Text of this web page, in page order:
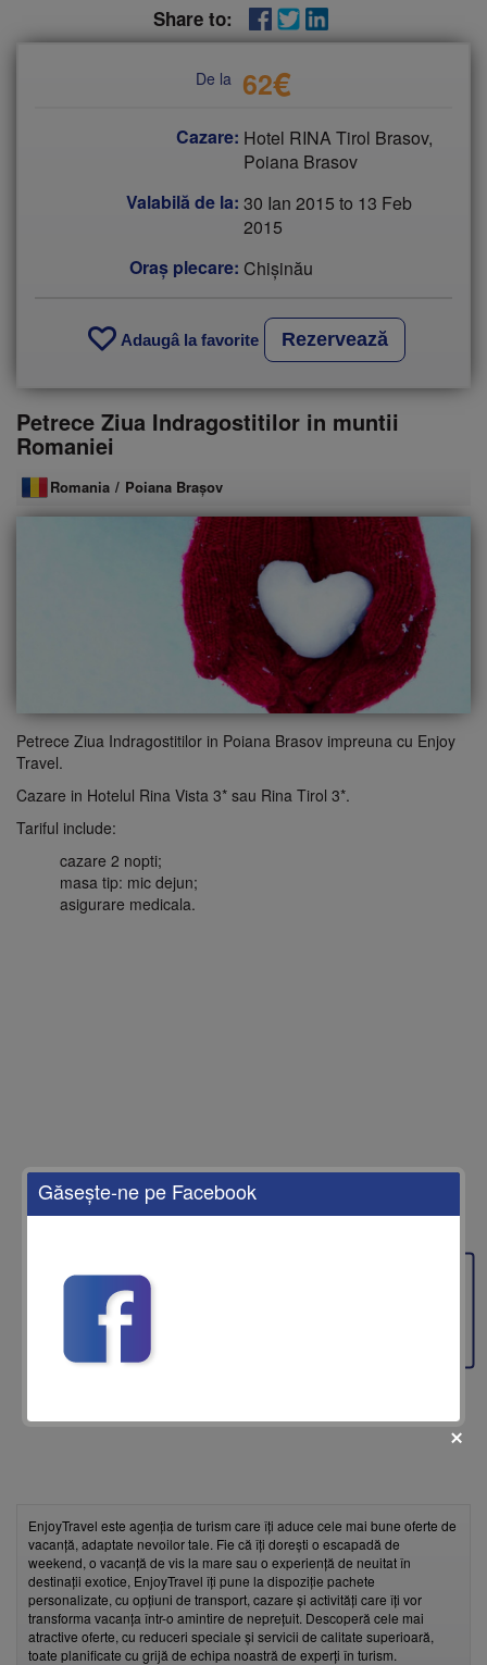
Share to:
De la 62€
Cazare: Hotel RINA Tirol Brasov,
Poiana Brasov
Valabilă de la: 30 Ian 2015 to 13 Feb
2015
Oraş plecare: Chişinău
Adaugâ la favorite Rezervează
Petrece Ziua Indragostitilor in muntii
Romaniei
Romania / Poiana Brașov
Petrece Ziua Indragostitilor in Poiana Brasov impreuna cu Enjoy
Travel.
Cazare in Hotelul Rina Vista 3* sau Rina Tirol 3*.
Tariful include:
cazare 2 nopti;
masa tip: mic dejun;
asigurare medicala.
EnjoyTravel este agenția de turism care îți aduce cele mai bune oferte de
vacanță, adaptate nevoilor tale. Fie că îți dorești o escapadă de
weekend, o vacanță de vis la mare sau o experiență de neuitat în
destinații exotice, EnjoyTravel îți pune la dispoziție pachete
personalizate, cu opțiuni de transport, cazare și activități care îți vor
transforma vacanța într-o amintire de neprețuit. Descoperă cele mai
atractive oferte, cu reduceri speciale și servicii de calitate superioară,
toate planificate cu grijă de echipa noastră de experți în turism.
Găseşte-ne pe Facebook
fii prietenul nostru pe facebook
Află primul cele mai noi oferte